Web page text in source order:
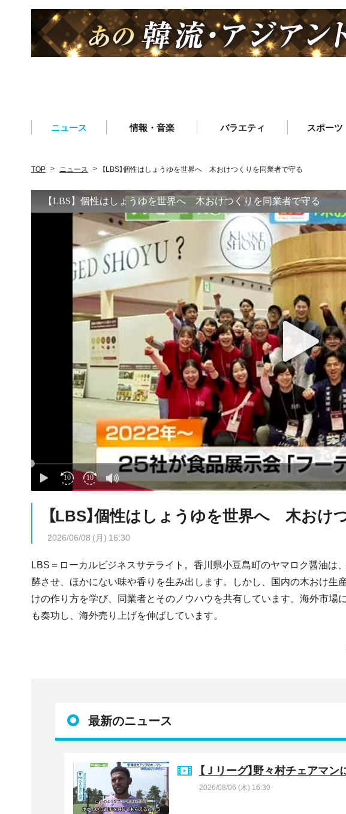
ニュース 情報・音楽 バラエティ スポーツ
TOP ニュース 【LBS】個性はしょうゆを世界へ 木おけつくりを同業者で守る
【LBS】個性はしょうゆを世界へ 木おけ
2026/06/08 (月) 16:30
LBS＝ローカルビジネスサテライト。香川県小豆島町のヤマロク醤油は
酵させ、ほかにない味や香りを生み出します。しかし、国内の木おけ生
けの作り方を学び、同業者とそのノウハウを共有しています。海外市
も奏功し、海外売り上げを伸ばしています。
最新のニュース
【Ｊリーグ】野々村チェアマ
2026/08/06 (木) 16:30